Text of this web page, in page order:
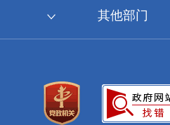
其他部门